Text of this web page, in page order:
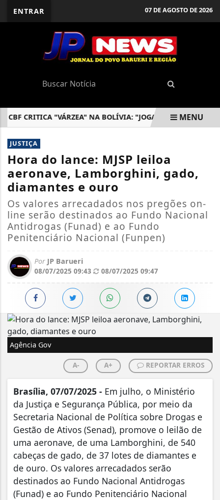
ENTRAR 07 DE AGOSTO DE 2026
CRITICA "VÁRZEA" NA BOLÍVIA: "JOGAMOS CONTRA
EM ALTA
MENU
JUSTIÇA
Hora do lance: MJSP leiloa
aeronave, Lamborghini, gado,
diamantes e ouro
Os valores arrecadados nos pregões on-
line serão destinados ao Fundo Nacional
Antidrogas (Funad) e ao Fundo
Penitenciário Nacional (Funpen)
Por JP Barueri
08/07/2025 09:43
08/07/2025 09:47
Agência Gov
A- A+ REPORTAR ERROS
Brasília, 07/07/2025 - Em julho, o Ministério
da Justiça e Segurança Pública, por meio da
Secretaria Nacional de Política sobre Drogas e
Gestão de Ativos (Senad), promove o leilão de
uma aeronave, de uma Lamborghini, de 540
cabeças de gado, de 37 lotes de diamantes e
de ouro. Os valores arrecadados serão
destinados ao Fundo Nacional Antidrogas
(Funad) e ao Fundo Penitenciário Nacional